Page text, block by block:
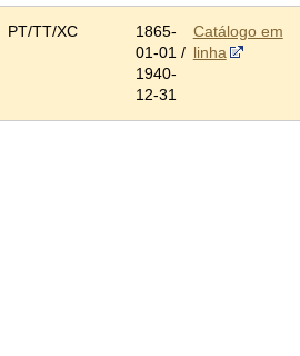
PT/TT/XC
1865-
01-01 /
1940-
12-31
Catálogo em
linha